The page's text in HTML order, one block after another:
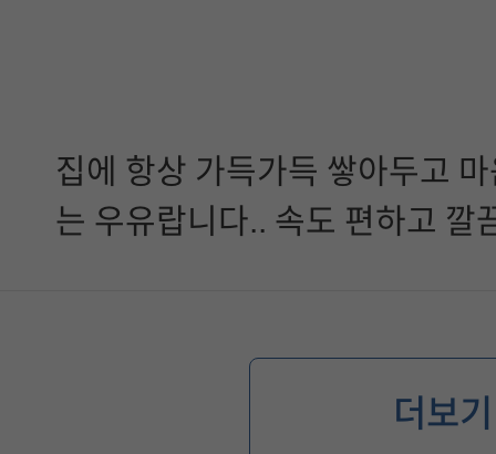
집에 항상 가득가득 쌓아두고
는 우유랍니다.. 속도 편하고 깔
더보기